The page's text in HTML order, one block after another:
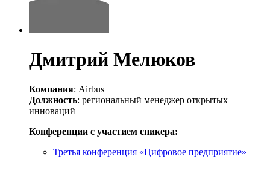
Дмитрий Мелюков
Компания: Airbus
Должность: региональный менеджер открытых
инноваций
Конференции с участием спикера:
Третья конференция «Цифровое предприятие»